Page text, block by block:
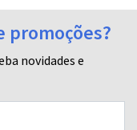
promoções?
novidades e